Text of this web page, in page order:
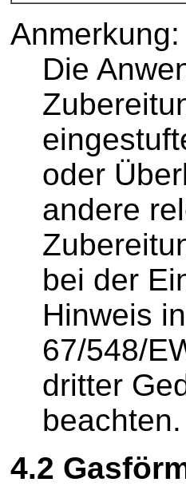
Anmerkung:
Die
oder
andere
bei der
Hinweis
67/548/
dritter
beachten.
4.2